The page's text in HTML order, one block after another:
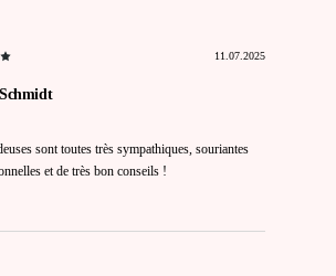
11.07.2025
sont toutes très sympathiques, souriantes
et de très bon conseils !